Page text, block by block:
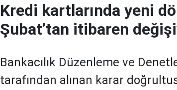
Kredi kartlarında yeni
Şubat’tan itibaren
Bankacılık Düzenleme ve
tarafından alınan karar